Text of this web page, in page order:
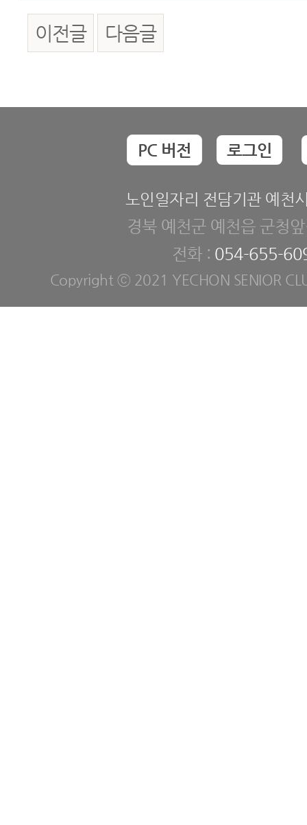
이전글 다음글
PC 버전 로그인
노인일자리 전담기관 예천
경북 예천군 예천읍 군청
전화 : 054-655-
Copyright ⓒ 2021 YECHON SENIOR